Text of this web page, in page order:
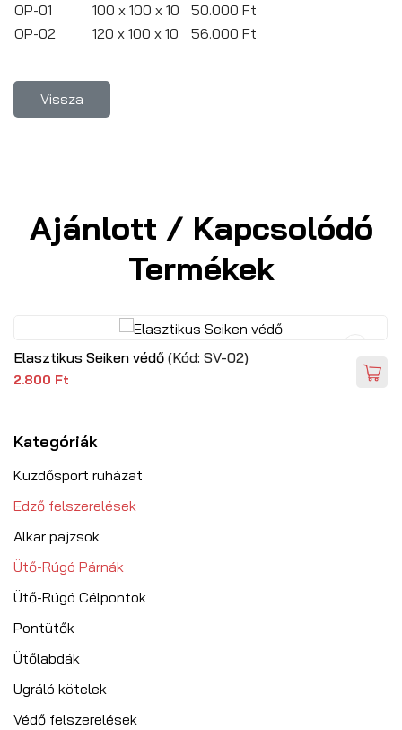
Kategóriák
Küzdősport ruházat
Edző felszerelések
Alkar pajzsok
Ütő-Rúgó Párnák
Ütő-Rúgó Célpontok
Pontütők
Ütőlabdák
Ugráló kötelek
Védő felszerelések
OP-01
100 x 100 x 10
50.000 Ft
OP-02
120 x 100 x 10 56.000 Ft
Ajánlott / Kapcsolódó
Termékek
Elasztikus Seiken védő (Kód: SV-02)
2.800 Ft